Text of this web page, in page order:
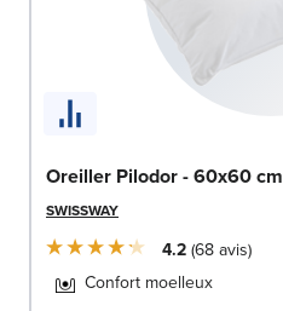
Oreiller Pilodor - 60x60 cm
SWISSWAY
4.2 68avis
Confort moelleux